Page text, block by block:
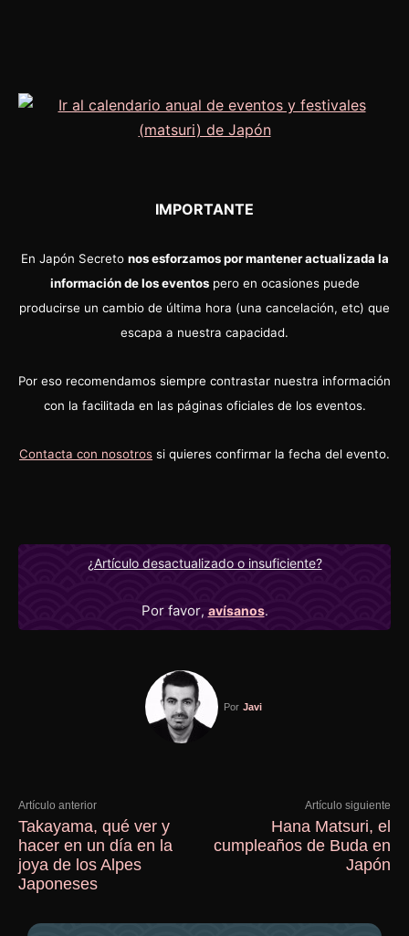
IMPORTANTE
En Japón Secreto nos esforzamos por mantener actualizada la
información de los eventospero en ocasiones puede
producirse un cambio de última hora (una cancelación, etc) que
escapa a nuestra capacidad.
Por eso recomendamos siempre contrastar nuestra información
con la facilitada en las páginas oficiales de los eventos.
Contacta con nosotros si quieres confirmar la fecha del evento.
¿Artículo desactualizado o insuficiente?
Por favor, avísanos.
Por Javi
Artículo anterior
Takayama, qué ver y
hacer en un día en la
joya de los Alpes
Japoneses
Artículo siguiente
Hana Matsuri, el
cumpleaños de Buda en
Japón